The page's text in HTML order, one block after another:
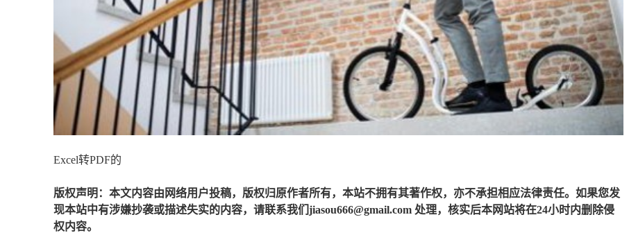
Excel转PDF的
版权声明：本文内容由网络用户投稿，版权归原作者所有，本站不拥有其著作权，亦不承担相应法律责任。如果您发
现本站中有涉嫌抄袭或描述失实的内容，请联系我们jiasou666@gmail.com 处理，核实后本网站将在24小时内删除侵
权内容。